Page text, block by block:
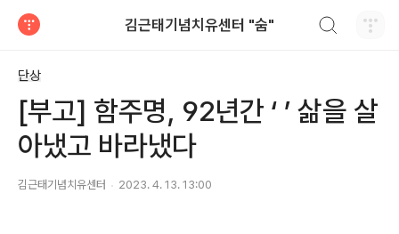
김근태기념치유센터 "숨"
단상
[부고] 함주명, 92년간 ‘ ’ 삶을 살
아냈고 바라냈다
김근태기념치유센터 2023. 4. 13. 13:00